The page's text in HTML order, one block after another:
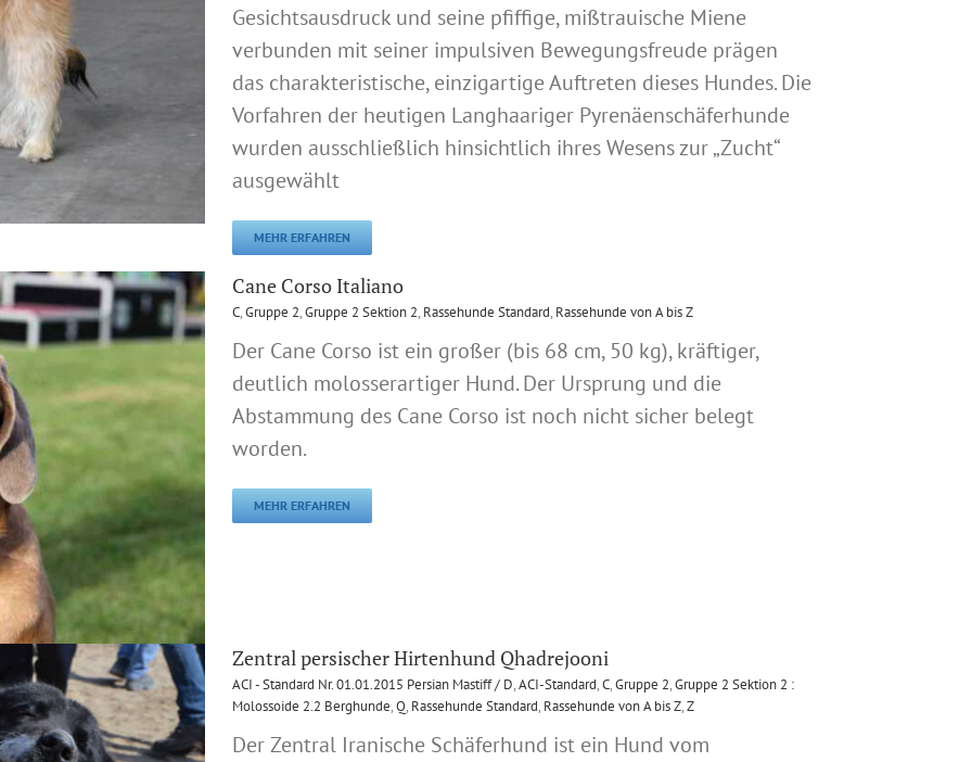
Gesichtsausdruck und seine pfiffige, mißtrauische Miene
verbunden mit seiner impulsiven Bewegungsfreude prägen
das charakteristische, einzigartige Auftreten dieses Hundes. Die
Vorfahren der heutigen Langhaariger Pyrenäenschäferhunde
wurden ausschließlich hinsichtlich ihres Wesens zur „Zucht“
ausgewählt
MEHR ERFAHREN
Cane Corso Italiano
C,Gruppe 2,Gruppe 2 Sektion 2, Rassehunde Standard, Rassehunde von A bis Z
Der Cane Corso ist ein großer (bis 68 cm, 50 kg), kräftiger,
deutlich molosserartiger Hund. Der Ursprung und die
Abstammung des Cane Corso ist noch nicht sicher belegt
worden.
MEHR ERFAHREN
Zentral persischer Hirtenhund Qhadrejooni
ACI - Standard Nr. 01.01.2015 Persian Mastiff / D,ACI-Standard,C,Gruppe 2,Gruppe 2 Sektion 2 :
Molossoide 2.2 Berghunde,Q, Rassehunde Standard, Rassehunde von A bis Z,Z
Der Zentral Iranische Schäferhund ist ein Hund vom